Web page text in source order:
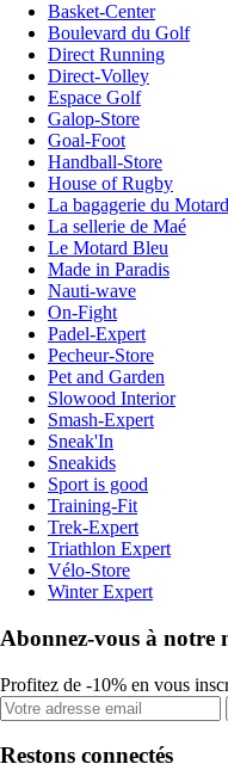
Basket-Center
Boulevard du Golf
Direct Running
Direct-Volley
Espace Golf
Galop-Store
Goal-Foot
Handball-Store
House of Rugby
La bagagerie du Motard
La sellerie de Maé
Le Motard Bleu
Made in Paradis
Nauti-wave
On-Fight
Padel-Expert
Pecheur-Store
Pet and Garden
Slowood Interior
Smash-Expert
Sneak'In
Sneakids
Sport is good
Training-Fit
Trek-Expert
Triathlon Expert
Vélo-Store
Winter Expert
Abonnez-vous à notre
Profitez de -10% en vous
Restons connectés